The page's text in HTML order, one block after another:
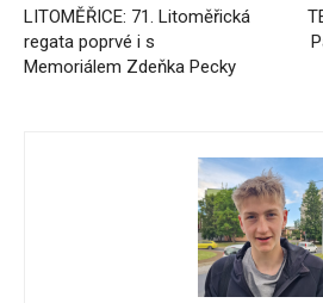
LITOMĚŘICE: 71. Litoměřická
regata poprvé i s
Memoriálem Zdeňka Pecky